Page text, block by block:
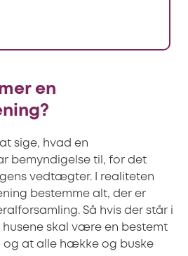
en
sige, hvad en
bemyndigelse til, for det
vedtægter. I realiteten
bestemme alt, der er
Så hvis der står i
skal være en bestemt
og at alle hække og buske